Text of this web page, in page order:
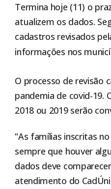
Termina hoje (11) o
atualizem os dados.
cadastros revisados
informações nos
O processo de revisão
pandemia de covid-19.
2018 ou 2019 serão
“As famílias inscritas
sempre que houver
dados deve
atendimento do